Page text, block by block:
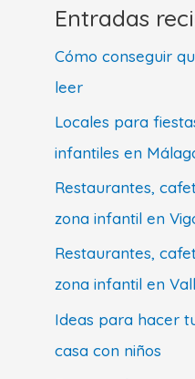
Entradas
Cómo conseguir
leer
Locales para
infantiles en
Restaurantes,
zona infantil en
Restaurantes,
zona infantil en
Ideas para hacer
casa con niños